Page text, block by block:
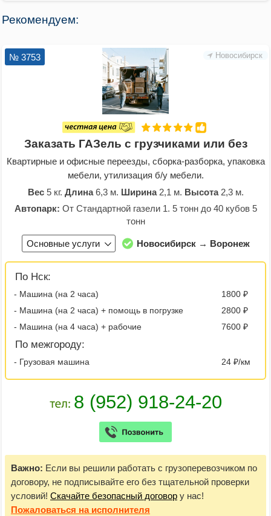
Рекомендуем:
Новосибирск
№ 3753
Заказать ГАЗель с грузчиками или без
Квартирные и офисные переезды, сборка-разборка, упаковка
мебели, утилизация б/у мебели.
Вес5 кг. Длина6,3 м. Ширина2,1 м. Высота2,3 м.
Автопарк: От Стандартной газели 1. 5 тонн до 40 кубов 5
тонн
Основные услуги Новосибирск → Воронеж
По Нск:
- Машина (на 2 часа)
1800 ₽
- Машина (на 2 часа) + помощь в погрузке
2800 ₽
- Машина (на 4 часа) + рабочие
7600 ₽
По межгороду:
- Грузовая машина 24 ₽/км
Важно: Если вы решили работать с грузоперевозчиком по
договору, не подписывайте его без тщательной проверки
условий! Скачайте безопасный договор у нас!
Пожаловаться на исполнителя